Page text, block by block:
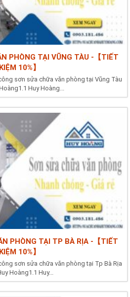
PHÒNG TẠI VŨNG TÀU -【TIẾT
KIỆM 10%】
sơn sửa chữa văn phòng tại Vũng Tàu
Huy Hoàng...
PHÒNG TẠI TP BÀ RỊA -【TIẾT
KIỆM 10%】
sơn sửa chữa văn phòng tại Tp Bà Rịa
Hoàng1.1 Huy...